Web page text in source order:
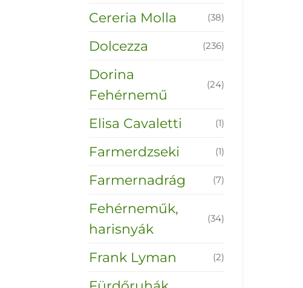
Cereria Molla (38)
Dolcezza (236)
Dorina
Fehérnemű
(24)
Elisa Cavaletti (1)
Farmerdzseki (1)
Farmernadrág (7)
Fehérneműk,
harisnyák
(34)
Frank Lyman (2)